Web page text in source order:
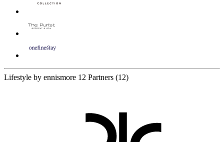
Lifestyle by ennismore 12 Partners (12)